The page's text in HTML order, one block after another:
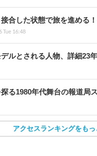
接合した状態で旅を進める
Tue 16:48
デルとされる人物、詳細
る1980年代舞台の報道局
アクセスランキングをもっ